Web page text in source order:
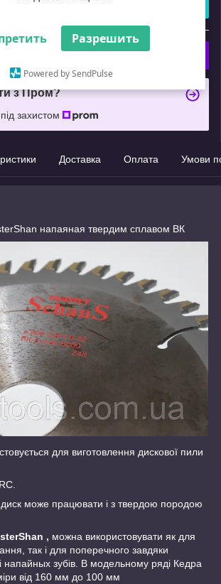
Разрешить
Powered by SendPulse
Купити
або
Купити з
з Пром?
захистом
Доставка Оплата Умови
напаяная твердим сплавом ВК
для виготовлення дискової пили
може працювати і з твердою породою
, можна використовувати як для
так і для поперечного завдяки
напайных зубів. В модельному ряді Кедра
від 160 мм до 100 мм